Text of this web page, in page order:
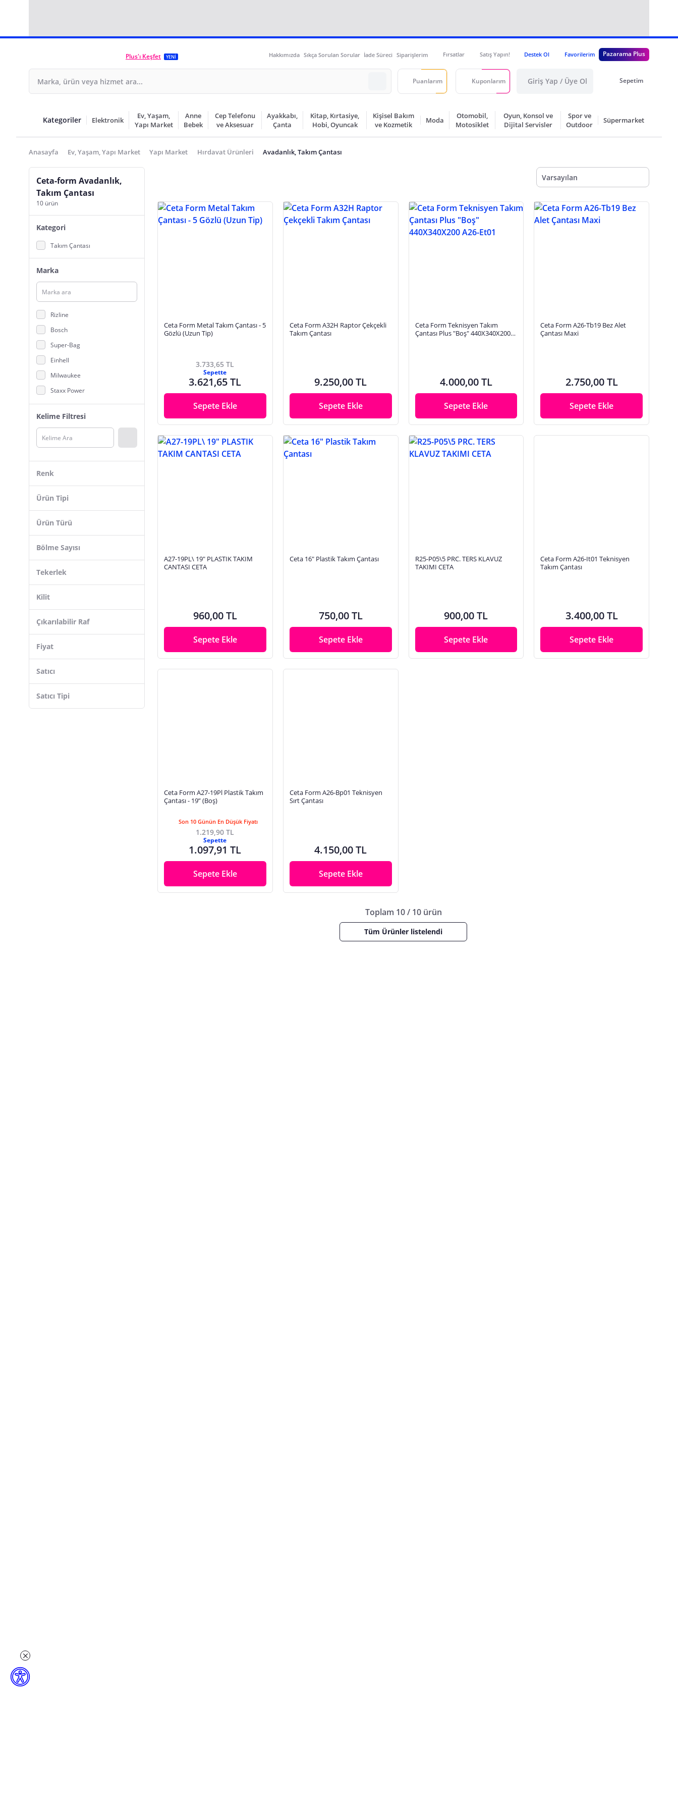
Plus'ı Keşfet YENİ Hakkımızda Sıkça Sorulan Sorular İade Süreci Siparişlerim Fırsatlar Satış Yapın! Destek Ol Favorilerim Pazarama Plus
Puanlarım Kuponlarım Giriş Yap / Üye Ol Sepetim
Kategoriler Elektronik
Ev, Yaşam,
Yapı Market
Anne
Bebek
Cep Telefonu
ve Aksesuar
Ayakkabı,
Çanta
Kitap, Kırtasiye,
Hobi, Oyuncak
Kişisel Bakım
ve Kozmetik
Moda
Otomobil,
Motosiklet
Oyun, Konsol ve
Dijital Servisler
Spor ve
Outdoor
Süpermarket
Anasayfa Ev, Yaşam, Yapı Market Yapı Market Hırdavat Ürünleri Avadanlık, Takım Çantası
Ceta-form Avadanlık,
Takım Çantası
10 ürün
Kategori
Takım Çantası
Marka
Rizline
Bosch
Super-Bag
Einhell
Milwaukee
Staxx Power
Probag
MG Store
Titi
Mano
Portbag
Tekreyonda
Universal
Aiwa
Kelime Filtresi
Renk
Ürün Tipi
Ürün Türü
Bölme Sayısı
Tekerlek
Kilit
Çıkarılabilir Raf
Fiyat
Satıcı
Satıcı Tipi
Varsayılan
Ceta Form Metal Takım Çantası - 5
Gözlü (Uzun Tip)
3.733,65 TL
Sepette
3.621,65 TL
Sepete Ekle
Ceta Form A32H Raptor Çekçekli
Takım Çantası
9.250,00 TL
Sepete Ekle
Ceta Form Teknisyen Takım
Çantası Plus "Boş" 440X340X200
4.000,00 TL
Sepete Ekle
Ceta Form A26-Tb19 Bez Alet
Çantası Maxi
2.750,00 TL
Sepete Ekle
A27-19PL\ 19" PLASTIK TAKIM
CANTASI CETA
960,00 TL
Sepete Ekle
Ceta 16" Plastik Takım Çantası
750,00 TL
Sepete Ekle
R25-P05\5 PRC. TERS KLAVUZ
TAKIMI CETA
900,00 TL
Sepete Ekle
Ceta Form A26-It01 Teknisyen
Takım Çantası
3.400,00 TL
Sepete Ekle
Ceta Form A27-19Pl Plastik Takım
Çantası - 19” (Boş)
Son 10 Günün En Düşük Fiyatı
1.219,90 TL
Sepette
1.097,91 TL
Sepete Ekle
Ceta Form A26-Bp01 Teknisyen
Sırt Çantası
4.150,00 TL
Sepete Ekle
Toplam 10 / 10 ürün
Tüm Ürünler listelendi